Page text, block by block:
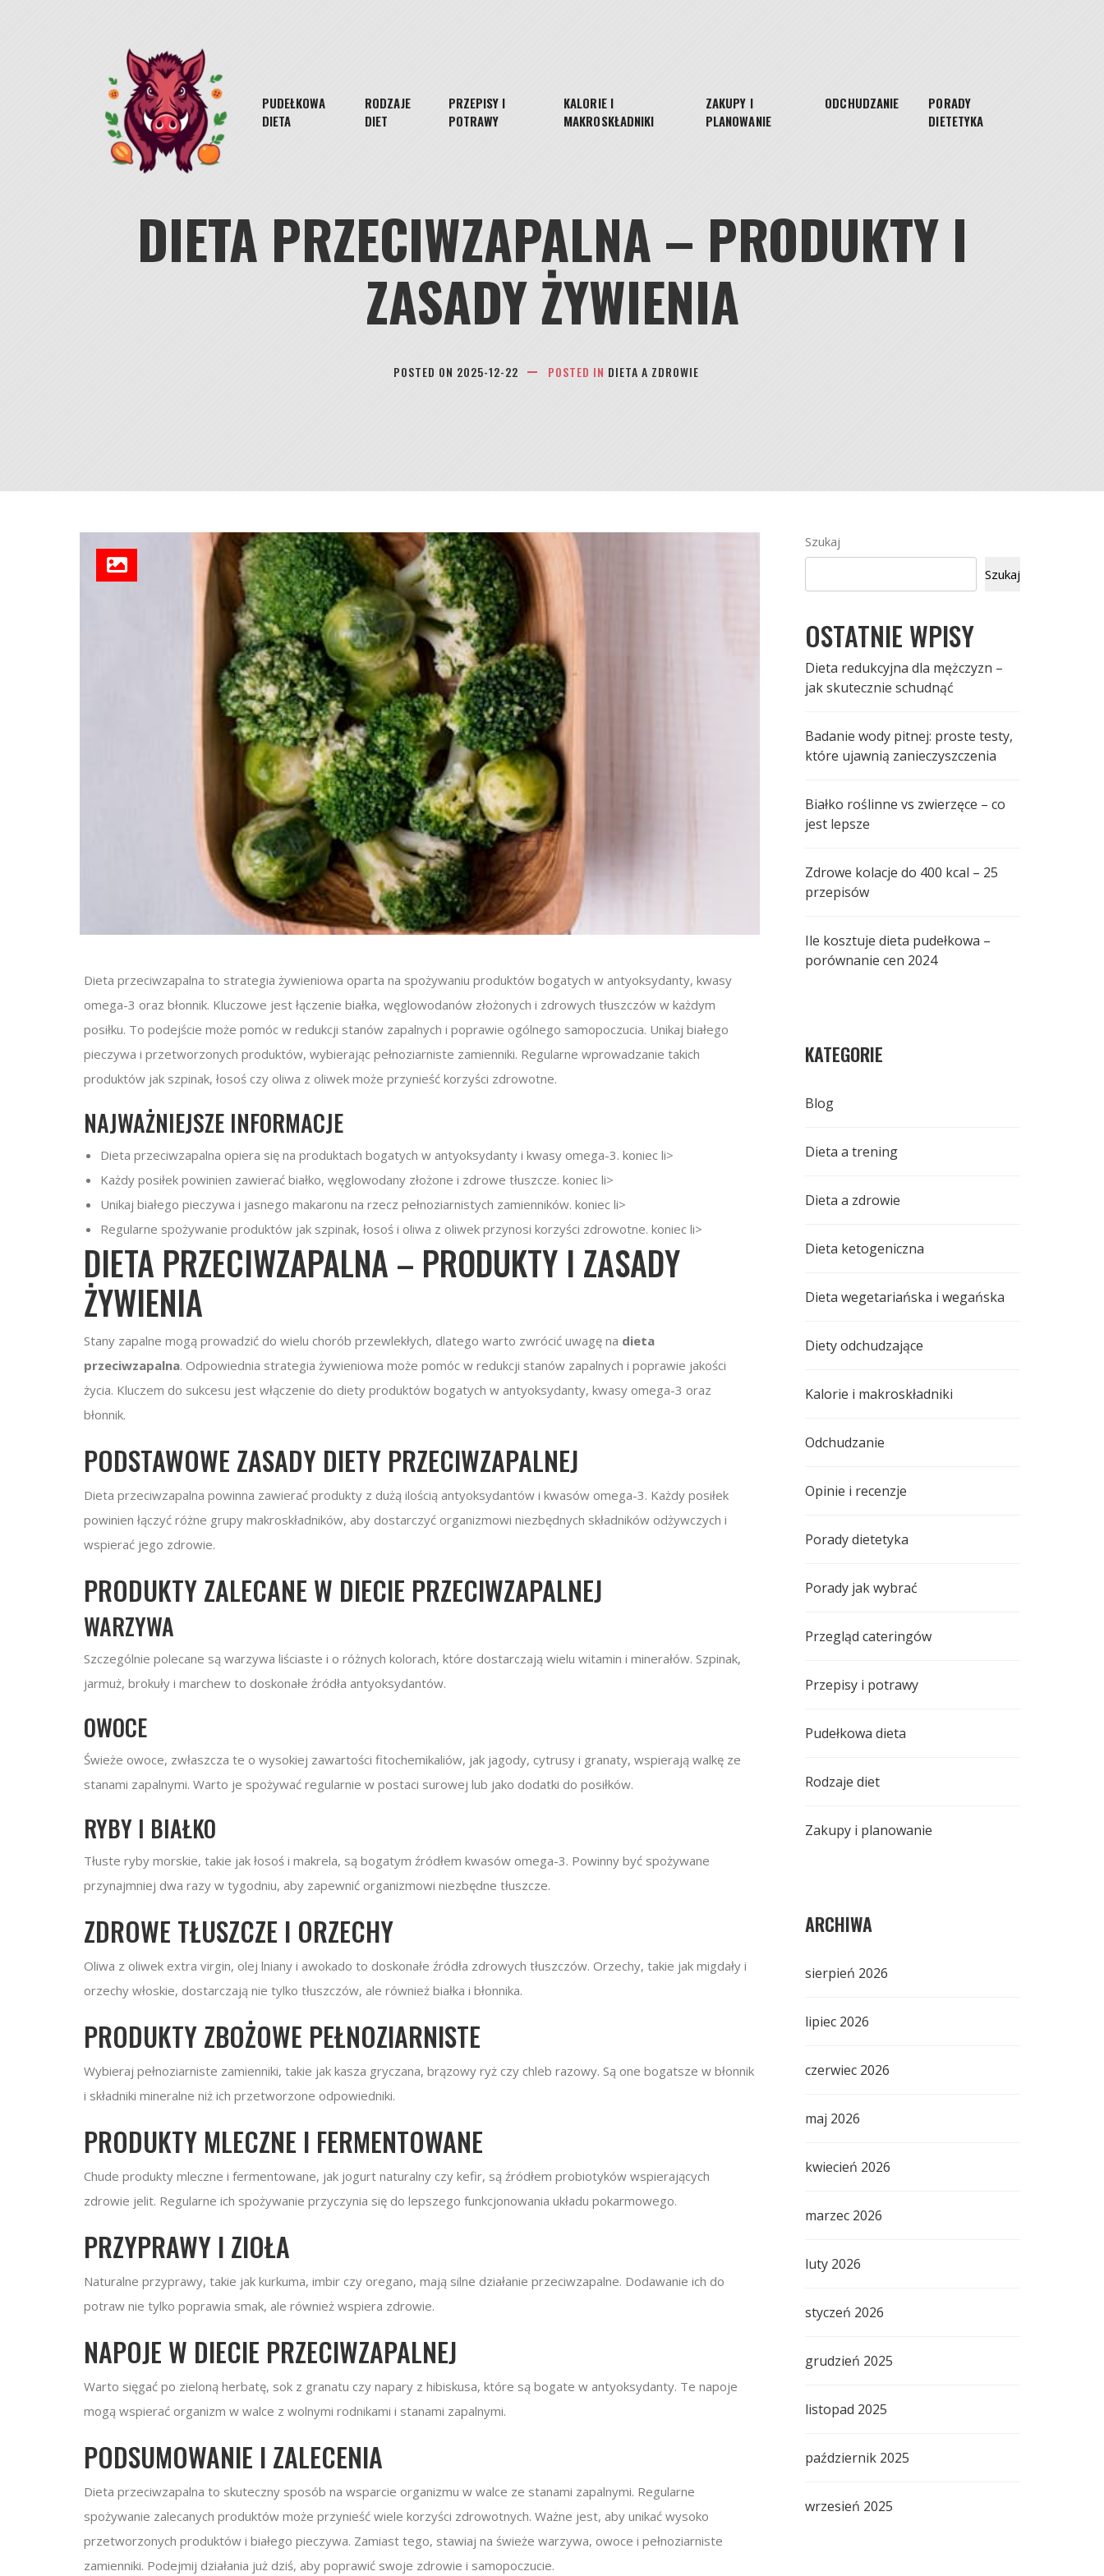
PUDEŁKOWA
DIETA
RODZAJE
DIET
PRZEPISY I
POTRAWY
KALORIE I
MAKROSKŁADNIKI
ZAKUPY I
PLANOWANIE
ODCHUDZANIE
PORADY
DIETETYKA
DIETA PRZECIWZAPALNA – PRODUKTY I
ZASADY ŻYWIENIA
POSTED ON 2025-12-22 POSTED IN DIETA A ZDROWIE
Dieta przeciwzapalna to strategia żywieniowa oparta na spożywaniu produktów bogatych w antyoksydanty, kwasy
omega-3 oraz błonnik. Kluczowe jest łączenie białka, węglowodanów złożonych i zdrowych tłuszczów w każdym
posiłku. To podejście może pomóc w redukcji stanów zapalnych i poprawie ogólnego samopoczucia. Unikaj białego
pieczywa i przetworzonych produktów, wybierając pełnoziarniste zamienniki. Regularne wprowadzanie takich
produktów jak szpinak, łosoś czy oliwa z oliwek może przynieść korzyści zdrowotne.
NAJWAŻNIEJSZE INFORMACJE
Dieta przeciwzapalna opiera się na produktach bogatych w antyoksydanty i kwasy omega-3. koniec li>
Każdy posiłek powinien zawierać białko, węglowodany złożone i zdrowe tłuszcze. koniec li>
Unikaj białego pieczywa i jasnego makaronu na rzecz pełnoziarnistych zamienników. koniec li>
Regularne spożywanie produktów jak szpinak, łosoś i oliwa z oliwek przynosi korzyści zdrowotne. koniec li>
DIETA PRZECIWZAPALNA – PRODUKTY I ZASADY
ŻYWIENIA
Stany zapalne mogą prowadzić do wielu chorób przewlekłych, dlatego warto zwrócić uwagę na dieta
przeciwzapalna. Odpowiednia strategia żywieniowa może pomóc w redukcji stanów zapalnych i poprawie jakości
życia. Kluczem do sukcesu jest włączenie do diety produktów bogatych w antyoksydanty, kwasy omega-3 oraz
błonnik.
PODSTAWOWE ZASADY DIETY PRZECIWZAPALNEJ
Dieta przeciwzapalna powinna zawierać produkty z dużą ilością antyoksydantów i kwasów omega-3. Każdy posiłek
powinien łączyć różne grupy makroskładników, aby dostarczyć organizmowi niezbędnych składników odżywczych i
wspierać jego zdrowie.
PRODUKTY ZALECANE W DIECIE PRZECIWZAPALNEJ
WARZYWA
Szczególnie polecane są warzywa liściaste i o różnych kolorach, które dostarczają wielu witamin i minerałów. Szpinak,
jarmuż, brokuły i marchew to doskonałe źródła antyoksydantów.
OWOCE
Świeże owoce, zwłaszcza te o wysokiej zawartości fitochemikaliów, jak jagody, cytrusy i granaty, wspierają walkę ze
stanami zapalnymi. Warto je spożywać regularnie w postaci surowej lub jako dodatki do posiłków.
RYBY I BIAŁKO
Tłuste ryby morskie, takie jak łosoś i makrela, są bogatym źródłem kwasów omega-3. Powinny być spożywane
przynajmniej dwa razy w tygodniu, aby zapewnić organizmowi niezbędne tłuszcze.
ZDROWE TŁUSZCZE I ORZECHY
Oliwa z oliwek extra virgin, olej lniany i awokado to doskonałe źródła zdrowych tłuszczów. Orzechy, takie jak migdały i
orzechy włoskie, dostarczają nie tylko tłuszczów, ale również białka i błonnika.
PRODUKTY ZBOŻOWE PEŁNOZIARNISTE
Wybieraj pełnoziarniste zamienniki, takie jak kasza gryczana, brązowy ryż czy chleb razowy. Są one bogatsze w błonnik
i składniki mineralne niż ich przetworzone odpowiedniki.
PRODUKTY MLECZNE I FERMENTOWANE
Chude produkty mleczne i fermentowane, jak jogurt naturalny czy kefir, są źródłem probiotyków wspierających
zdrowie jelit. Regularne ich spożywanie przyczynia się do lepszego funkcjonowania układu pokarmowego.
PRZYPRAWY I ZIOŁA
Naturalne przyprawy, takie jak kurkuma, imbir czy oregano, mają silne działanie przeciwzapalne. Dodawanie ich do
potraw nie tylko poprawia smak, ale również wspiera zdrowie.
NAPOJE W DIECIE PRZECIWZAPALNEJ
Warto sięgać po zieloną herbatę, sok z granatu czy napary z hibiskusa, które są bogate w antyoksydanty. Te napoje
mogą wspierać organizm w walce z wolnymi rodnikami i stanami zapalnymi.
PODSUMOWANIE I ZALECENIA
Dieta przeciwzapalna to skuteczny sposób na wsparcie organizmu w walce ze stanami zapalnymi. Regularne
spożywanie zalecanych produktów może przynieść wiele korzyści zdrowotnych. Ważne jest, aby unikać wysoko
przetworzonych produktów i białego pieczywa. Zamiast tego, stawiaj na świeże warzywa, owoce i pełnoziarniste
zamienniki. Podejmij działania już dziś, aby poprawić swoje zdrowie i samopoczucie.
Szukaj
Szukaj
OSTATNIE WPISY
Dieta redukcyjna dla mężczyzn –
jak skutecznie schudnąć
Badanie wody pitnej: proste testy,
które ujawnią zanieczyszczenia
Białko roślinne vs zwierzęce – co
jest lepsze
Zdrowe kolacje do 400 kcal – 25
przepisów
Ile kosztuje dieta pudełkowa –
porównanie cen 2024
KATEGORIE
Blog
Dieta a trening
Dieta a zdrowie
Dieta ketogeniczna
Dieta wegetariańska i wegańska
Diety odchudzające
Kalorie i makroskładniki
Odchudzanie
Opinie i recenzje
Porady dietetyka
Porady jak wybrać
Przegląd cateringów
Przepisy i potrawy
Pudełkowa dieta
Rodzaje diet
Zakupy i planowanie
ARCHIWA
sierpień 2026
lipiec 2026
czerwiec 2026
maj 2026
kwiecień 2026
marzec 2026
luty 2026
styczeń 2026
grudzień 2025
listopad 2025
październik 2025
wrzesień 2025